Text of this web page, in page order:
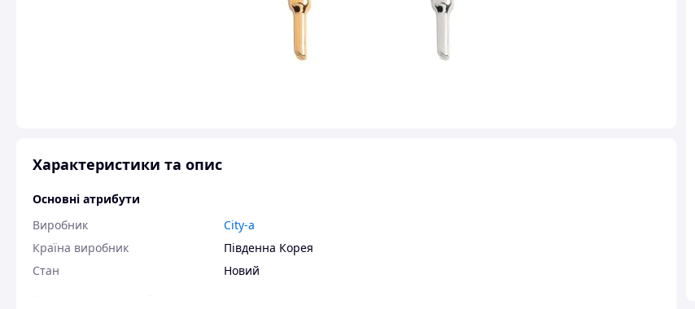
Характеристики та опис
Основні атрибути
Виробник
City-a
Країна виробник
Південна Корея
Стан
Новий